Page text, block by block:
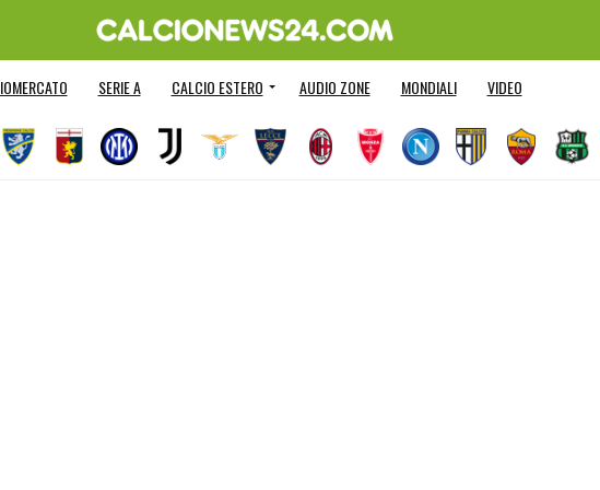
SERIE A CALCIO ESTERO AUDIO ZONE MONDIALI VIDEO